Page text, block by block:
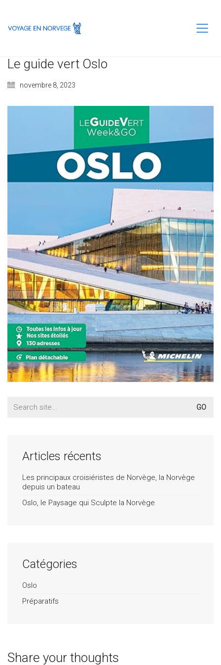
Le guide vert Oslo
novembre 8, 2023
for:
Articles récents
Les principaux croisiéristes de Norvège, la Norvège
depuis un bateau
Oslo, le Paysage qui Sculpte la Norvège
Catégories
Oslo
Préparatifs
Share your thoughts